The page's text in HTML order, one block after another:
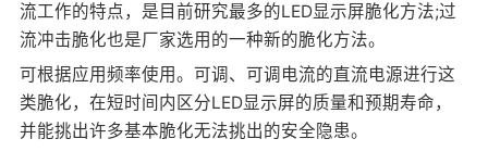
流工作的特点，是目前研究最多的LED显示屏脆化方法;过
流冲击脆化也是厂家选用的一种新的脆化方法。
可根据应用频率使用。可调、可调电流的直流电源进行这
类脆化，在短时间内区分LED显示屏的质量和预期寿命，
并能挑出许多基本脆化无法挑出的安全隐患。